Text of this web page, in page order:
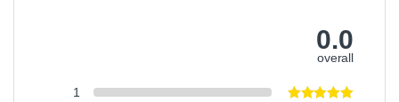
0.0
overall
1